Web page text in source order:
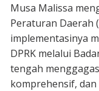
Musa Malissa
Peraturan Daerah
implementasinya
DPRK melalui
tengah
komprehensif,